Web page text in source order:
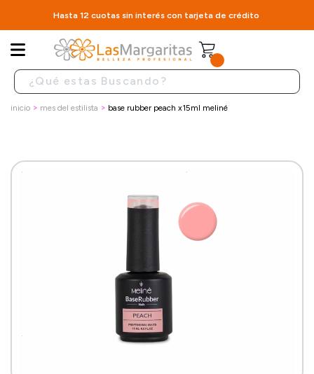
Hasta 12 cuotas sin interés con tarjeta de crédito
inicio mes del estilista base rubber peach x15ml meliné